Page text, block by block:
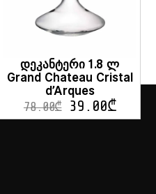
დეკანტერი 1.8 ლ
Grand Chateau Cristal
d’Arques
78.00₾ 39.00₾